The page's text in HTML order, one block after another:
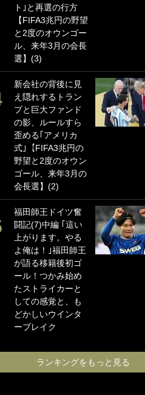
ト｣と再選の行方
【FIFA3兆円の野望
と2度のオウンゴー
ル、来年3月の会長
選】(3)
新会社の背後に見
え隠れするトラン
プと巨大ファンド
の影、ルールすら
歪める｢アメリカ
式｣【FIFA3兆円の
野望と2度のオウン
ゴール、来年3月の
会長選】(2)
福田師王ドイツ奮
闘記(7)中編 ｢這い
上がります。やる
よ俺は！｣福田師王
が語る移籍後初ゴ
ール！つかみ始め
たストライカーと
しての感覚と、も
どかしいウインタ
ーブレイク
ランキングをもっと見る